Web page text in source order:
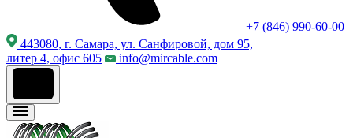
+7 (846) 990-60-00
443080, г. Самара, ул. Санфировой, дом 95,
литер 4, офис 605
info@mircable.com